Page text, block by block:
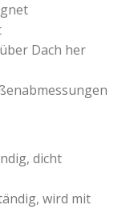
Dach her
dicht
wird mit